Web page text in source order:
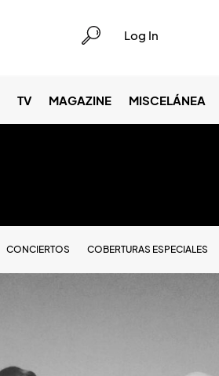
Log In
TV MAGAZINE MISCELÁNEA
CONCIERTOS COBERTURAS ESPECIALES